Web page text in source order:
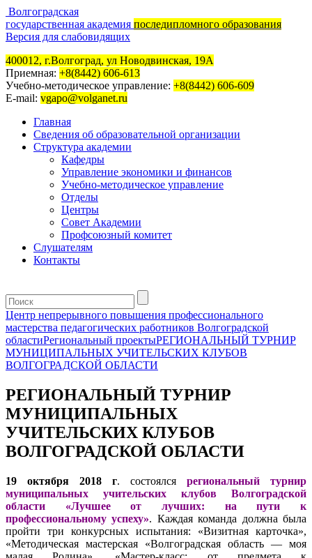
Волгоградская
государственная академия последипломного образования
Версия для слабовидящих
400012, г.Волгоград, ул Новодвинская, 19А
Приемная: +8(8442) 606-613
Учебно-методическое управление: +8(8442) 606-609
E-mail: vgapo@volganet.ru
Главная
Сведения об образовательной организации
Структура академии
Кафедры
Управление экономики и финансов
Учебно-методическое управление
Отделы
Центры
Совет Академии
Профсоюзный комитет
Слушателям
Контакты
Центр непрерывного повышения профессионального
мастерства педагогических работников Волгоградской
областиРегиональный проектыРЕГИОНАЛЬНЫЙ ТУРНИР
МУНИЦИПАЛЬНЫХ УЧИТЕЛЬСКИХ КЛУБОВ
ВОЛГОГРАДСКОЙ ОБЛАСТИ
РЕГИОНАЛЬНЫЙ ТУРНИР
МУНИЦИПАЛЬНЫХ
УЧИТЕЛЬСКИХ КЛУБОВ
ВОЛГОГРАДСКОЙ ОБЛАСТИ
19 октября 2018 г. состоялся региональный турнир
муниципальных учительских клубов Волгоградской
области «Лучшее от лучших: на пути к
профессиональному успеху». Каждая команда должна была
пройти три конкурсных испытания: «Визитная карточка»,
«Методическая мастерская «Волгоградская область — моя